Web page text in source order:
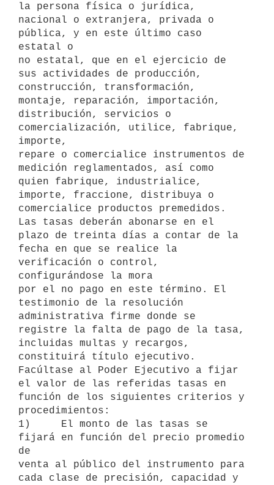
la persona física o jurídica,
nacional o extranjera, privada o
pública, y en este último caso
estatal o
no estatal, que en el ejercicio de
sus actividades de producción,
construcción, transformación,
montaje, reparación, importación,
distribución, servicios o
comercialización, utilice, fabrique,
importe,
repare o comercialice instrumentos de
medición reglamentados, así como
quien fabrique, industrialice,
importe, fraccione, distribuya o
comercialice productos premedidos.
Las tasas deberán abonarse en el
plazo de treinta días a contar de la
fecha en que se realice la
verificación o control,
configurándose la mora
por el no pago en este término. El
testimonio de la resolución
administrativa firme donde se
registre la falta de pago de la tasa,
incluidas multas y recargos,
constituirá título ejecutivo.
Facúltase al Poder Ejecutivo a fijar
el valor de las referidas tasas en
función de los siguientes criterios y
procedimientos:
1)     El monto de las tasas se
fijará en función del precio promedio
de
venta al público del instrumento para
cada clase de precisión, capacidad y